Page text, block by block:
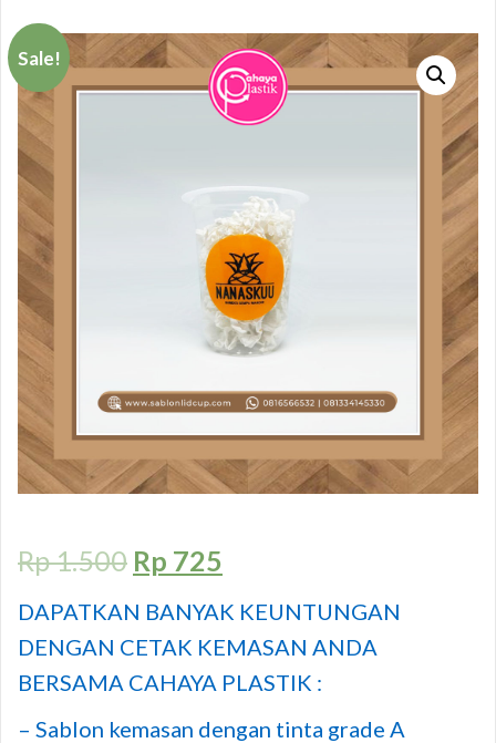
Sale!
Rp1.500 Rp 725
DAPATKAN BANYAK KEUNTUNGAN
DENGAN CETAK KEMASAN ANDA
BERSAMA CAHAYA PLASTIK :
– Sablon kemasan dengan tinta grade A